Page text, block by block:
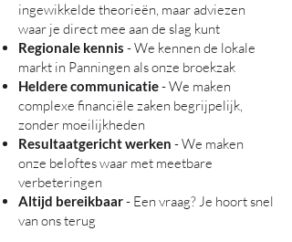
ingewikkelde theorieën, maar adviezen
waar je direct mee aan de slag kunt
Regionale kennis - We kennen de lokale
markt in Panningen als onze broekzak
Heldere communicatie- We maken
complexe financiële zaken begrijpelijk,
zonder moeilijkheden
Resultaatgericht werken - We maken
onze beloftes waar met meetbare
verbeteringen
Altijd bereikbaar- Een vraag? Je hoort snel
van ons terug